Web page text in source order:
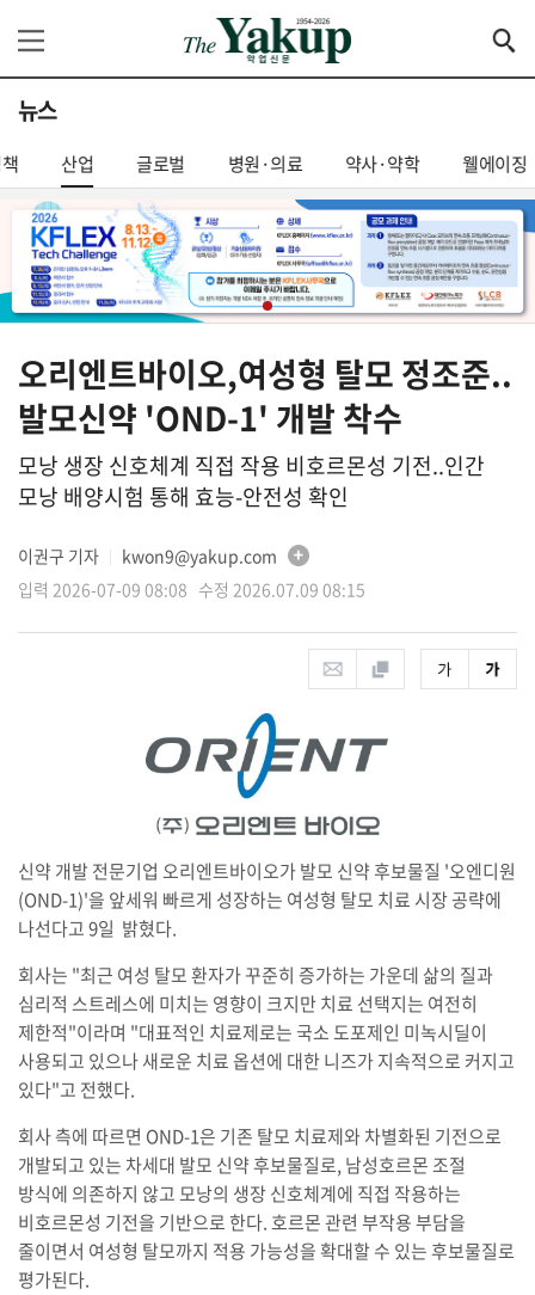
뉴스
산업 글로벌 병원·의료 약사·약학 웰에이징
오리엔트바이오,여성형 탈모 정조준..
발모신약 'OND-1' 개발 착수
모낭 생장 신호체계 직접 작용 비호르몬성 기전..인간
모낭 배양시험 통해 효능-안전성 확인
이권구 기자
kwon9@yakup.com
입력 2026-07-09 08:08 수정 2026.07.09 08:15
신약 개발 전문기업 오리엔트바이오가 발모 신약 후보물질 '오엔디원
(OND-1)'을 앞세워 빠르게 성장하는 여성형 탈모 치료 시장 공략에
나선다고 9일 밝혔다.
회사는 "최근 여성 탈모 환자가 꾸준히 증가하는 가운데 삶의 질과
심리적 스트레스에 미치는 영향이 크지만 치료 선택지는 여전히
제한적"이라며 "대표적인 치료제로는 국소 도포제인 미녹시딜이
사용되고 있으나 새로운 치료 옵션에 대한 니즈가 지속적으로 커지고
있다"고 전했다.
회사 측에 따르면 OND-1은 기존 탈모 치료제와 차별화된 기전으로
개발되고 있는 차세대 발모 신약 후보물질로, 남성호르몬 조절
방식에 의존하지 않고 모낭의 생장 신호체계에 직접 작용하는
비호르몬성 기전을 기반으로 한다. 호르몬 관련 부작용 부담을
줄이면서 여성형 탈모까지 적용 가능성을 확대할 수 있는 후보물질로
평가된다.